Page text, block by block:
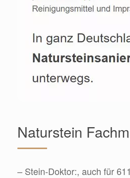
Naturstein
– Stein-Doktor:, auch für